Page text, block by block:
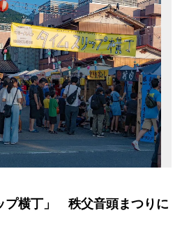
プ横丁」 秩父音頭まつりに